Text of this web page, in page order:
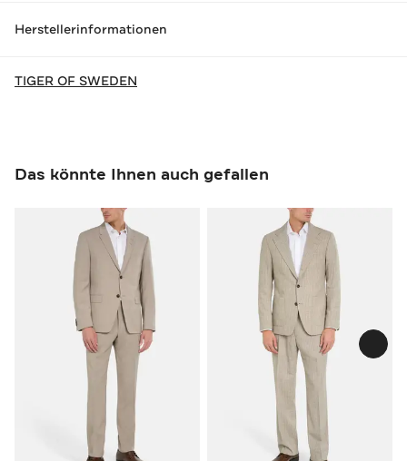
Herstellerinformationen
TIGER OF SWEDEN
Das könnte Ihnen auch gefallen